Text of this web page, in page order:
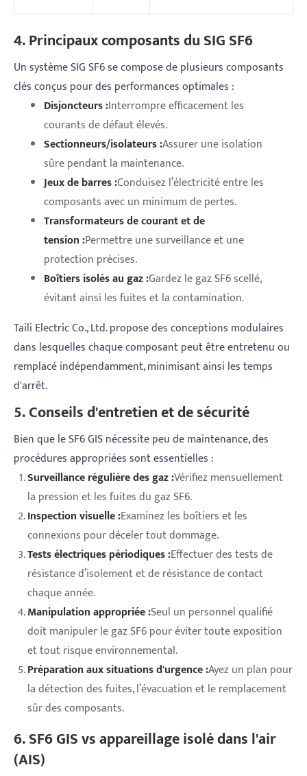
4. Principaux composants du SIG SF6
Un système SIG SF6 se compose de plusieurs composants
clés conçus pour des performances optimales :
Disjoncteurs :Interrompre efficacement les
courants de défaut élevés.
Sectionneurs/isolateurs :Assurer une isolation
sûre pendant la maintenance.
Jeux de barres :Conduisez l’électricité entre les
composants avec un minimum de pertes.
Transformateurs de courant et de
tension :Permettre une surveillance et une
protection précises.
Boîtiers isolés au gaz :Gardez le gaz SF6 scellé,
évitant ainsi les fuites et la contamination.
Taili Electric Co., Ltd. propose des conceptions modulaires
dans lesquelles chaque composant peut être entretenu ou
remplacé indépendamment, minimisant ainsi les temps
d'arrêt.
5. Conseils d'entretien et de sécurité
Bien que le SF6 GIS nécessite peu de maintenance, des
procédures appropriées sont essentielles :
Surveillance régulière des gaz :Vérifiez mensuellement
la pression et les fuites du gaz SF6.
Inspection visuelle :Examinez les boîtiers et les
connexions pour déceler tout dommage.
Tests électriques périodiques :Effectuer des tests de
résistance d’isolement et de résistance de contact
chaque année.
Manipulation appropriée :Seul un personnel qualifié
doit manipuler le gaz SF6 pour éviter toute exposition
et tout risque environnemental.
Préparation aux situations d'urgence :Ayez un plan pour
la détection des fuites, l’évacuation et le remplacement
sûr des composants.
6. SF6 GIS vs appareillage isolé dans l'air
(AIS)